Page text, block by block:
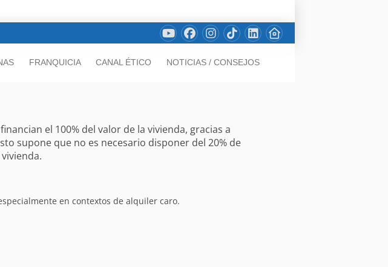
FRANQUICIA CANAL ÉTICO NOTICIAS / CONSEJOS
el 100% del valor de la vivienda, gracias a
supone que no es necesario disponer del 20% de
en contextos de alquiler caro.